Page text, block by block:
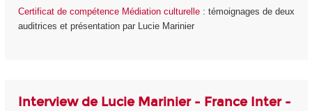
Certificat de compétence Médiation culturelle: témoignages de deux
auditrices et présentation par Lucie Marinier
Interview de Lucie Marinier - France Inter -